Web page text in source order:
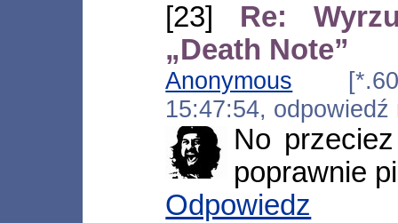
[23] Re:
„Death Note”
Anonymous
15:47:54,
No
poprawnie
Odpowiedz